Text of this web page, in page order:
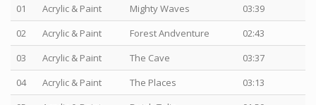
01
Acrylic & Paint Mighty Waves
03:39
02
Acrylic & Paint Forest Andventure
02:43
03
Acrylic & Paint The Cave
03:37
04
Acrylic & Paint The Places
03:13